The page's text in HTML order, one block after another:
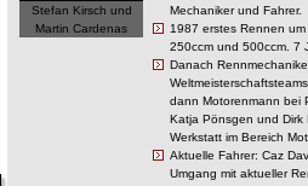
Stefan Kirsch und
Martin Cardenas
Mechaniker und Fahrer.
1987 erstes Rennen
250ccm und 500ccm. 7
Danach
dann Motorenmann bei
Katja Pönsgen und Dirk
Werkstatt im Bereich
Aktuelle Fahrer: Caz
Umgang mit aktueller